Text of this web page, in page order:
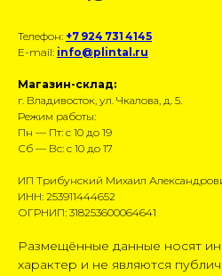
Телефон: +7 924 731 4145
E-mail: info@plintal.ru
Магазин-склад:
г. Владивосток, ул. Чкалова, д. 5.
Режим работы:
Пн — Пт: с 10 до 19
Сб — Вс: с 10 до 17
ИП Трибунский Михаил
ИНН: 253911444652
ОГРНИП: 318253600064641
Размещённые данные носят
характер и не являются